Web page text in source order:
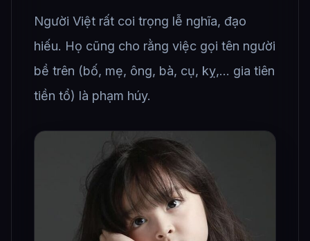
Người Việt rất coi trọng lễ nghĩa, đạo
hiếu. Họ cũng cho rằng việc gọi tên người
bề trên (bố, mẹ, ông, bà, cụ, kỵ,… gia tiên
tiền tổ) là phạm húy.